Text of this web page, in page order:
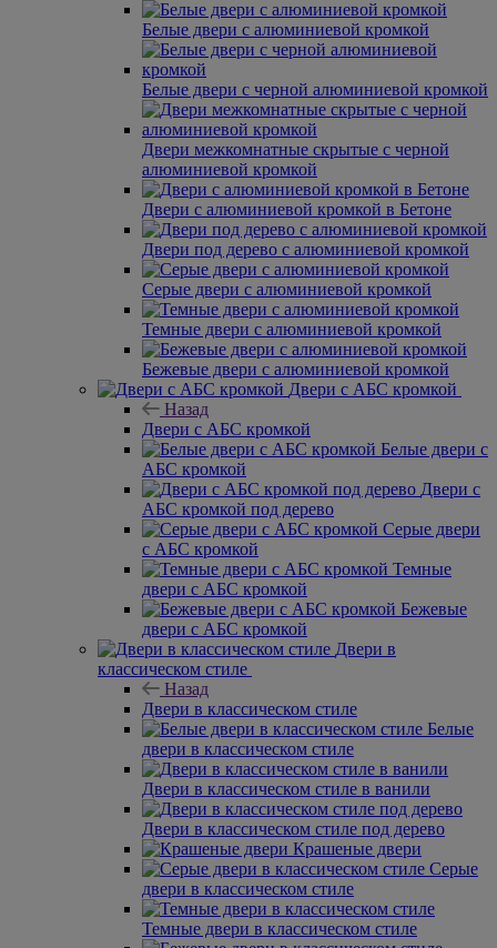
Белые двери с алюминиевой кромкой
Белые двери с черной алюминиевой кромкой
Двери межкомнатные скрытые с черной
алюминиевой кромкой
Двери с алюминиевой кромкой в Бетоне
Двери под дерево с алюминиевой кромкой
Серые двери с алюминиевой кромкой
Темные двери с алюминиевой кромкой
Бежевые двери с алюминиевой кромкой
Двери с АБС кромкой
Назад
Двери с АБС кромкой
Белые двери с
АБС кромкой
Двери с
АБС кромкой под дерево
Серые двери
с АБС кромкой
Темные
двери с АБС кромкой
Бежевые
двери с АБС кромкой
Двери в
классическом стиле
Назад
Двери в классическом стиле
Белые
двери в классическом стиле
Двери в классическом стиле в ванили
Двери в классическом стиле под дерево
Крашеные двери
Серые
двери в классическом стиле
Темные двери в классическом стиле